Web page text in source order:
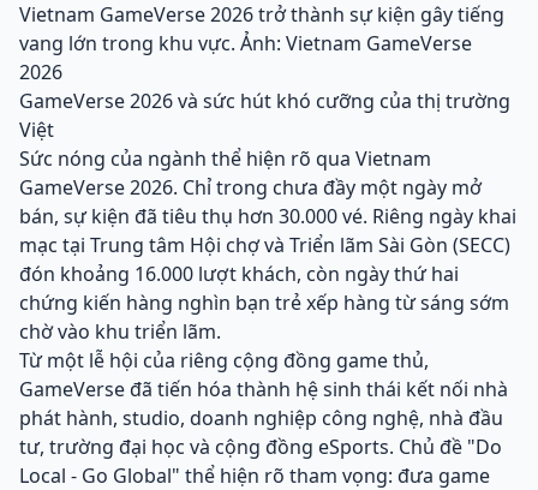
Vietnam GameVerse 2026 trở thành sự kiện gây tiếng
vang lớn trong khu vực. Ảnh: Vietnam GameVerse
2026
GameVerse 2026 và sức hút khó cưỡng của thị trường
Việt
Sức nóng của ngành thể hiện rõ qua Vietnam
GameVerse 2026. Chỉ trong chưa đầy một ngày mở
bán, sự kiện đã tiêu thụ hơn 30.000 vé. Riêng ngày khai
mạc tại Trung tâm Hội chợ và Triển lãm Sài Gòn (SECC)
đón khoảng 16.000 lượt khách, còn ngày thứ hai
chứng kiến hàng nghìn bạn trẻ xếp hàng từ sáng sớm
chờ vào khu triển lãm.
Từ một lễ hội của riêng cộng đồng game thủ,
GameVerse đã tiến hóa thành hệ sinh thái kết nối nhà
phát hành, studio, doanh nghiệp công nghệ, nhà đầu
tư, trường đại học và cộng đồng eSports. Chủ đề "Do
Local - Go Global" thể hiện rõ tham vọng: đưa game